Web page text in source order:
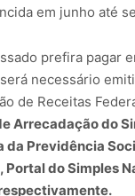
em junho até
prefira pagar
necessário
de Receitas
Arrecadação do
da Previdência
Portal do Simples